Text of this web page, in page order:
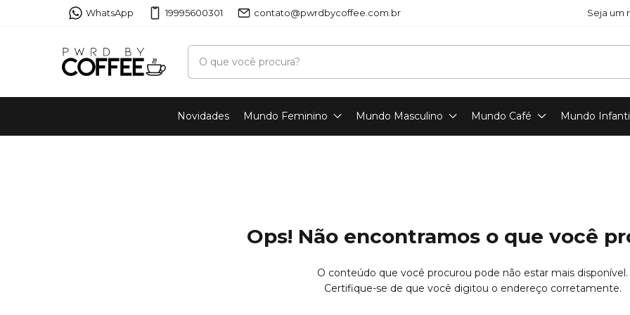
WhatsApp 19995600301 contato@pwrdbycoffee.com.br Seja um
Novidades Mundo Feminino Mundo Masculino Mundo Café Mundo
Ops! Não encontramos o que você
O conteúdo que você procurou pode não estar mais disponível.
Certifique-se de que você digitou o endereço corretamente.